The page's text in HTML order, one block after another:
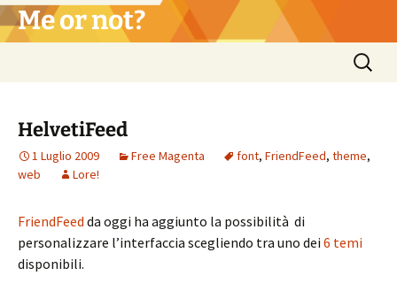
Vai
al Me or not?
Ricerca
per:
HelvetiFeed
1 Luglio 2009 Free Magenta font, FriendFeed, theme,
web
Lore!
FriendFeed da oggi ha aggiunto la possibilità di
personalizzare l’interfaccia scegliendo tra uno dei 6 temi
disponibili.